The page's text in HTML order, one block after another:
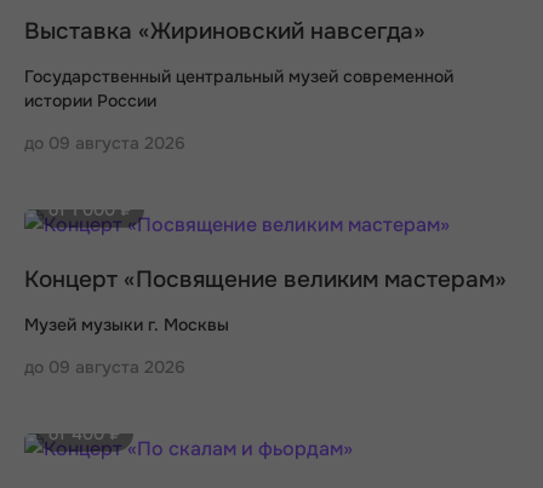
Выставка «Жириновский навсегда»
Государственный центральный музей современной
истории России
до 09 августа 2026
от 1 000 ₽
Концерт «Посвящение великим мастерам»
Музей музыки г. Москвы
до 09 августа 2026
от 400 ₽